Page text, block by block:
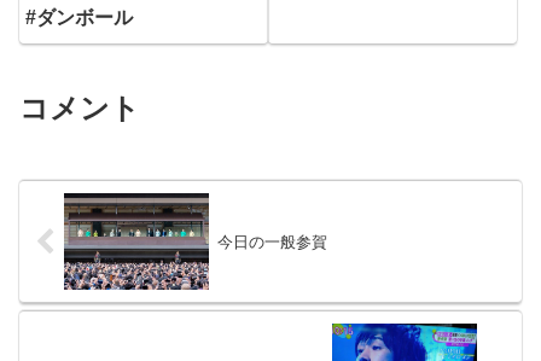
#ダンボール
コメント
今日の一般参賀